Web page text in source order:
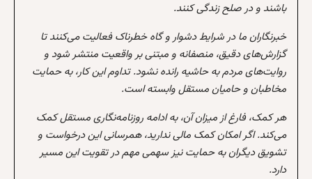
باشند و در صلح زندگی کنند.
خبرنگاران ما در شرایط دشوار و گاه خطرناک فعالیت می‌کنند تا
گزارش‌های دقیق، منصفانه و مبتنی بر واقعیت منتشر شود و
روایت‌های مردم به حاشیه رانده نشود. تداوم این کار، به حمایت
مخاطبان و حامیان مستقل وابسته است.
هر کمک، فارغ از میزان آن، به ادامه روزنامه‌نگاری مستقل کمک
می‌کند. اگر امکان کمک مالی ندارید، همرسانی این درخواست و
تشویق دیگران به حمایت نیز سهمی مهم در تقویت این مسیر
دارد.